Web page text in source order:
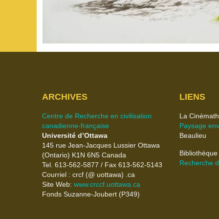
ARCHIVES
Centre de Recherche en civilisation
canadienne-française
Université d’Ottawa
145 rue Jean-Jacques Lussier Ottawa
(Ontario) K1N 6N5 Canada
Tel. 613-562-5877 / Fax 613-562-5143
Courriel : crcf (@ uottawa) .ca
Site Web: www.crccf.uottawa.ca
Fonds Suzanne-Joubert (P349)
LIENS
La
Paysage
Beaulieu
Recherche